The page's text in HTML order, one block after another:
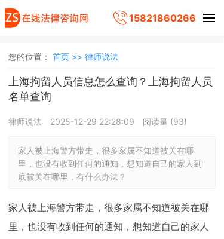
15821860266
您的位置： 首页 >> 律师说法
上海拘留人员信息怎么查询？上海拘留人员
名单查询
律师说法 2025-12-29 22:28:09 阅读量 (93)
家人被上海警方带走，很多家属不知道被关在哪
里，也没有收到任何的通知，想知道自己的家人到
底被关在哪里，有什么办法？
家人被上海警方带走，很多家属不知道被关在哪
里，也没有收到任何的通知，想知道自己的家人